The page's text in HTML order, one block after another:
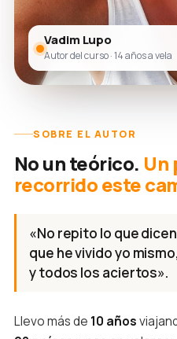
Vadim Lupo
Autor del curso · 14 años a vela
SOBRE EL AUTOR
No un teórico. Un
recorrido este
«No repito lo que
que he vivido yo
y todos los aciertos».
Llevo más de 10 años